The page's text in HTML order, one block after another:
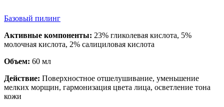
Баз овый пилинг
Активные компоненты: 23% гликолевая кислота, 5%
молочная кислота, 2% салициловая кислота
Объем: 60 мл
Действие: Поверхностное отшелушивание, уменьшение
мелких морщин, гармонизация цвета лица, осветление тона
кожи